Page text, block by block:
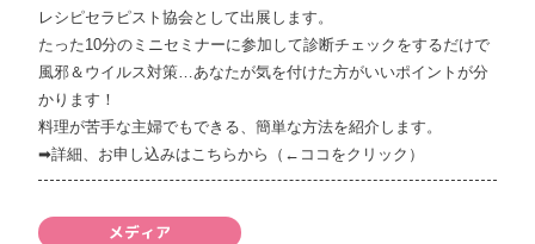
レシピセラピスト協会として出展します。
たった10分のミニセミナーに参加して診断チェックをするだけで
風邪＆ウイルス対策…あなたが気を付けた方がいいポイントが分
かります！
料理が苦手な主婦でもできる、簡単な方法を紹介します。
➡詳細、お申し込みはこちらから（←ココをクリック）
メディア